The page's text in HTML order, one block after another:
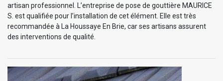
artisan professionnel. L’entreprise de pose de gouttière MAURICE
S. est qualifiée pour l’installation de cet élément. Elle est très
recommandée à La Houssaye En Brie, car ses artisans assurent
des interventions de qualité.